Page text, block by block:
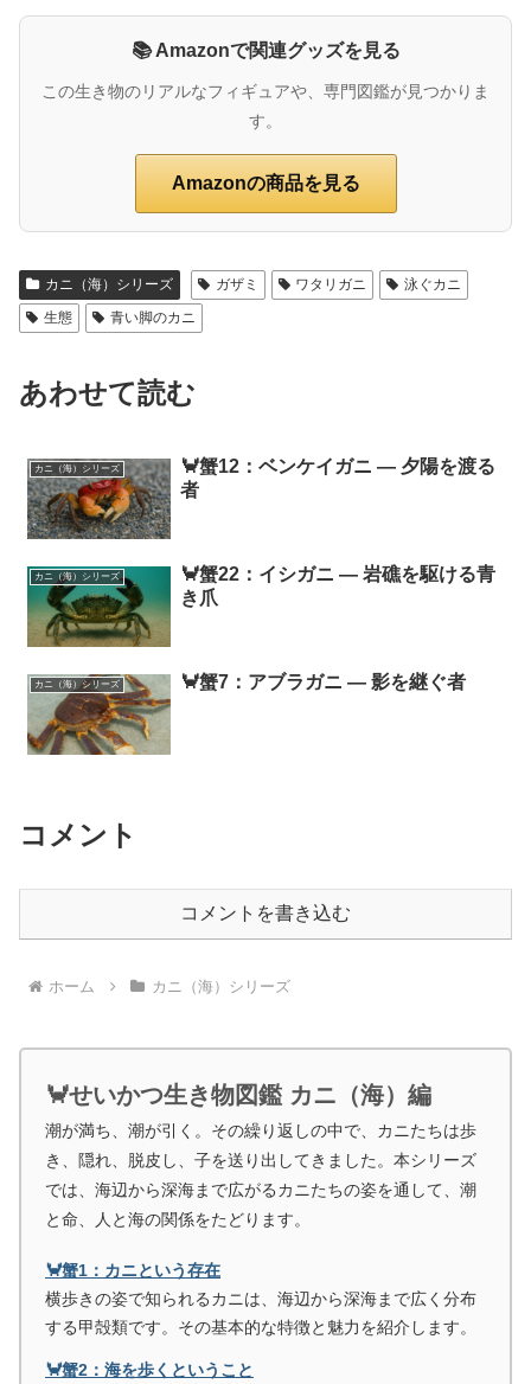
📚 Amazonで関連グッズを見る
この生き物のリアルなフィギュアや、専門図鑑が見つかりま
す。
Amazonの商品を見る
カニ（海）シリーズ ガザミ ワタリガニ
泳ぐカニ
生態
青い脚のカニ
あわせて読む
カニ（海）シリーズ
🦀蟹12：ベンケイガニ ― 夕陽を渡る
者
カニ（海）シリーズ
🦀蟹22：イシガニ ― 岩礁を駆ける青
き爪
カニ（海）シリーズ 🦀蟹7：アブラガニ ― 影を継ぐ者
コメント
コメントを書き込む
ホーム カニ（海）シリーズ
🦀せいかつ生き物図鑑 カニ（海）編
潮が満ち、潮が引く。その繰り返しの中で、カニたちは歩
き、隠れ、脱皮し、子を送り出してきました。本シリーズ
では、海辺から深海まで広がるカニたちの姿を通して、潮
と命、人と海の関係をたどります。
🦀蟹1：カニという存在
横歩きの姿で知られるカニは、海辺から深海まで広く分布
する甲殻類です。その基本的な特徴と魅力を紹介します。
🦀蟹2：海を歩くということ